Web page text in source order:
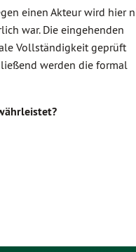
einen Akteur wird hier
war. Die eingehenden
Vollständigkeit geprüft
werden die formal